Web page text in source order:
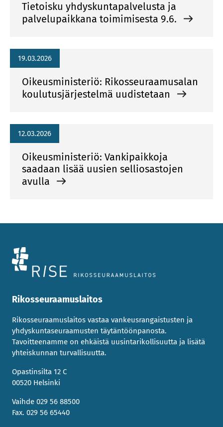
Tietoisku yhdyskuntapalvelusta ja
palvelupaikkana toimimisesta 9.6.
19.03.2026
Oikeusministeriö: Rikosseuraamusalan
koulutusjärjestelmä uudistetaan
12.03.2026
Oikeusministeriö: Vankipaikkoja
saadaan lisää uusien selliosastojen
avulla
Rikosseuraamuslaitos
Rikosseuraamuslaitos vastaa vankeusrangaistusten ja
yhdyskuntaseuraamusten täytäntöönpanosta.
Tavoitteenamme on ehkäistä uusintarikollisuutta ja lisätä
yhteiskunnan turvallisuutta.
Opastinsilta 12 C
00520 Helsinki
Vaihde 029 56 88500
Fax. 029 56 65440